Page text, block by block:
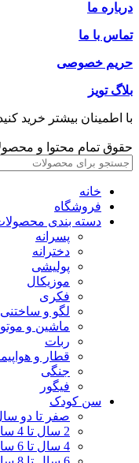
درباره ما
تماس با ما
حریم خصوصی
بلاگ تویز
با اطمینان بیشتر خرید
حقوق تمام محتوا و
خانه
فروشگاه
دسته بندی
پسرانه
دخترانه
پولیشی
موزیکال
فکری
لگو و ساختنی
ماشین و
ربات
قطار و
جنگی
فیگور
سن کودک
صفر تا دو
2 سال تا 4 سال
4 سال تا 6 سال